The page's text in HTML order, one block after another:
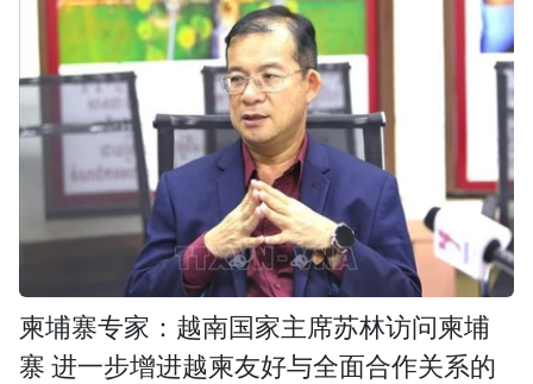
柬埔寨专家：越南国家主席苏林访问柬埔
寨 进一步增进越柬友好与全面合作关系的